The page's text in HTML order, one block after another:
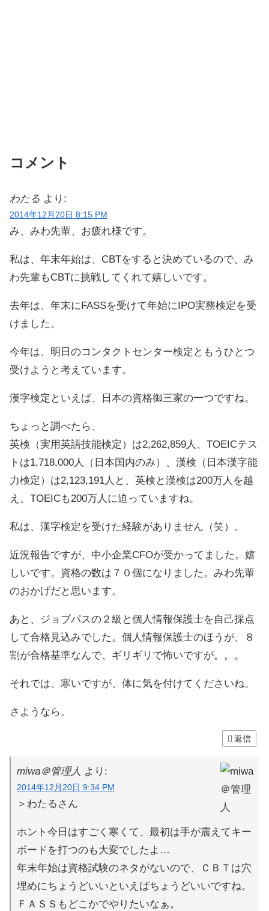
コメント
わたる より:
2014年12月20日 8:15 PM
み、みわ先輩、お疲れ様です。
私は、年末年始は、CBTをすると決めているので、み
わ先輩もCBTに挑戦してくれて嬉しいです。
去年は、年末にFASSを受けて年始にIPO実務検定を受
けました。
今年は、明日のコンタクトセンター検定ともうひとつ
受けようと考えています。
漢字検定といえば、日本の資格御三家の一つですね。
ちょっと調べたら、
英検（実用英語技能検定）は2,262,859人、TOEICテス
トは1,718,000人（日本国内のみ）、漢検（日本漢字能
力検定）は2,123,191人と、英検と漢検は200万人を越
え、TOEICも200万人に迫っていますね。
私は、漢字検定を受けた経験がありません（笑）。
近況報告ですが、中小企業CFOが受かってました。嬉
しいです。資格の数は７０個になりました。みわ先輩
のおかげだと思います。
あと、ジョブパスの２級と個人情報保護士を自己採点
して合格見込みでした。個人情報保護士のほうが、８
割が合格基準なんで、ギリギリで怖いですが。。。
それでは、寒いですが、体に気を付けてくださいね。
さようなら。
返信
miwa＠管理人 より:
2014年12月20日 9:34 PM
＞わたるさん
ホント今日はすごく寒くて、最初は手が震えてキー
ボードを打つのも大変でしたよ…
年末年始は資格試験のネタがないので、ＣＢＴは穴
埋めにちょうどいいといえばちょうどいいですね。
ＦＡＳＳもどこかでやりたいなぁ。